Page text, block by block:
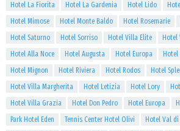
Hotel La Fiorita
Hotel La Gardenia Hotel Lido
Hotel Mimose
Hotel Monte Baldo Hotel Rosemarie
Hotel Saturno
Hotel Sorriso Hotel Villa Elite
Hotel Alla Noce
Hotel Augusta Hotel Europa
Hotel
Hotel Mignon
Hotel Riviera Hotel Rodos Hotel
Hotel Villa Margherita
Hotel Letizia Hotel Lory
Hotel Villa Grazia
Hotel Don Pedro Hotel Europa
Park Hotel Eden
Tennis Center Hotel Olivi Hotel Val di